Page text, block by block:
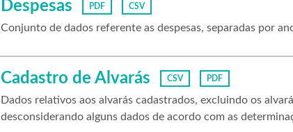
Despesas PDF CSV
Conjunto de dados referente as despesas, separadas por
Cadastro de Alvarás CSV PDF
Dados relativos aos alvarás cadastrados, excluindo os
desconsiderando alguns dados de acordo com as